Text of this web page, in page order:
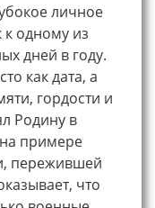
личное
к одному из
дней в году.
как дата, а
гордости и
Родину в
примере
пережившей
что